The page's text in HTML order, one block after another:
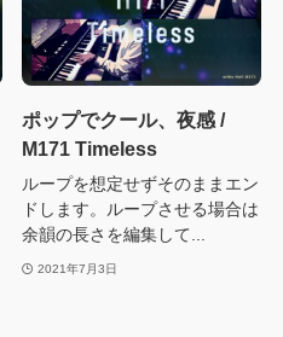
ポップでクール、夜感 /
M171 Timeless
ループを想定せずそのままエン
ドします。ループさせる場合は
余韻の長さを編集して...
2021年7月3日